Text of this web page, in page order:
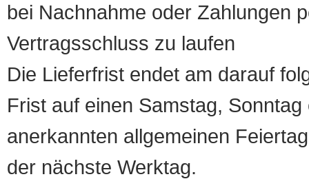
bei Nachnahme oder Zahlungen
Vertragsschluss zu laufen
Die Lieferfrist endet am darauf
Frist auf einen Samstag,
anerkannten allgemeinen
der nächste Werktag.